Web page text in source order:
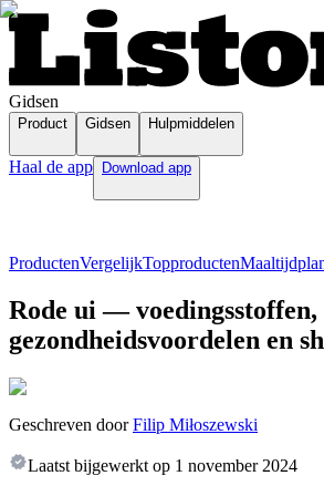
Gidsen
Product Gidsen Hulpmiddelen
Haal de app Download app
ProductenVergelijkTopproducten
Rode ui — voedingsstoffen,
gezondheidsvoordelen en
Geschreven door Filip Miłoszewski
Laatst bijgewerkt op 1 november 2024